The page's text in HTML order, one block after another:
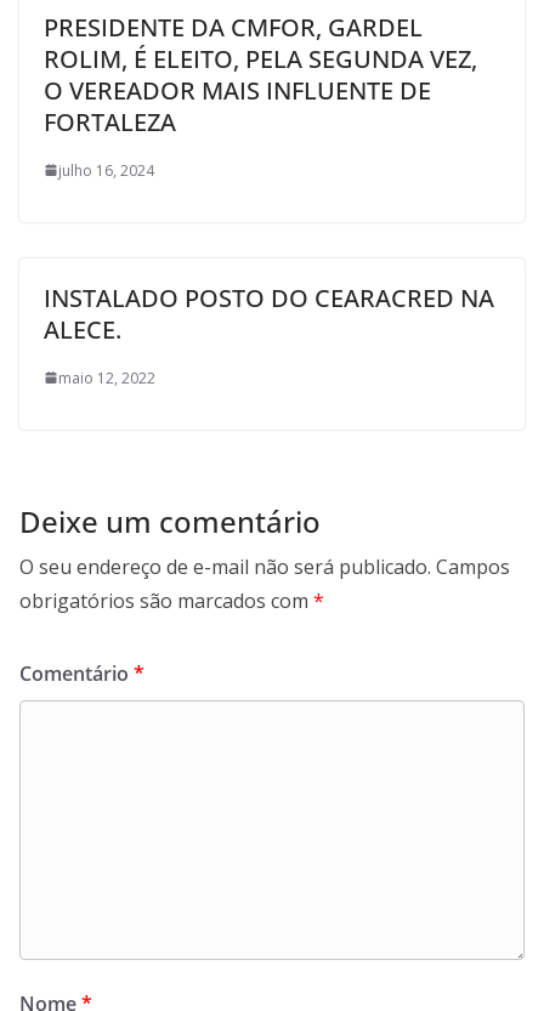
PRESIDENTE DA CMFOR, GARDEL
ROLIM, É ELEITO, PELA SEGUNDA VEZ,
O VEREADOR MAIS INFLUENTE DE
FORTALEZA
julho 16, 2024
INSTALADO POSTO DO CEARACRED NA
ALECE.
maio 12, 2022
Deixe um comentário
O seu endereço de e-mail não será publicado. Campos
obrigatórios são marcados com *
Comentário *
Nome*